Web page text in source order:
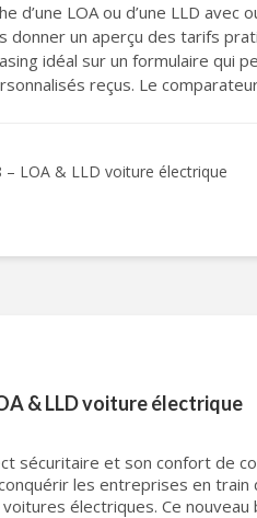
d’une LOA ou d’une LLD
donner un aperçu des tarifs
idéal sur un formulaire qui
reçus. Le
– LOA & LLD voiture électrique
& LLD voiture électrique
sécuritaire et son confort de
les entreprises en train
électriques. Ce nouveau